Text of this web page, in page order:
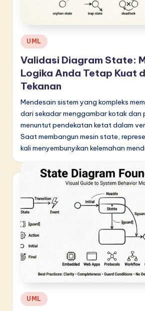
o
n
Posted
in
UML
Validasi Diagram State:
Logika Anda Tetap Kuat
Tekanan
Mendesain sistem yang kompleks
dari sekadar menggambar kotak dan
menuntut pendekatan ketat dalam
Saat membangun mesin state,
kali menyembunyikan kelemahan
Posted
UML